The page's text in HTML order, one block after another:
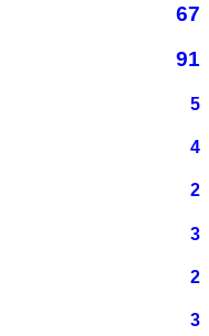
67
91
5
4
2
3
2
3